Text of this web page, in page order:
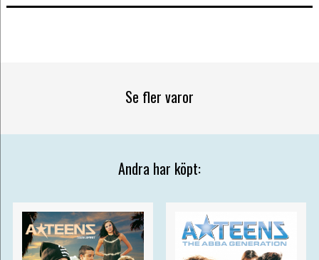
Se fler varor
Andra har köpt: